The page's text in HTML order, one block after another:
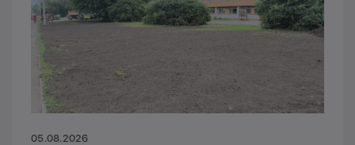
05.08.2026